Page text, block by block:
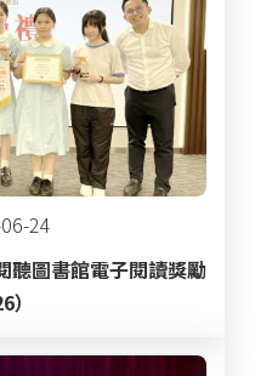
24
聽圖書館電子閱讀獎勵